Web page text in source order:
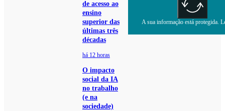
de acesso ao
ensino
superior das
últimas três
décadas
há 12 horas
O impacto
social da IA
no trabalho
(e na
sociedade)
A sua informação está protegida.